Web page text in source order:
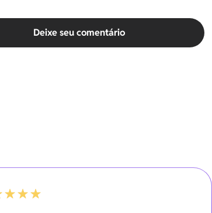
Deixe seu comentário